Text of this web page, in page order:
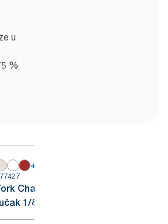
u
%
+
Champagne salveta za
1/8 preklopljena